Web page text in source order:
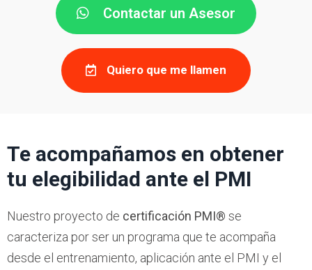
Contactar un Asesor
Quiero que me llamen
Te acompañamos en obtener
tu elegibilidad ante el PMI
Nuestro proyecto de certificación PMI® se
caracteriza por ser un programa que te acompaña
desde el entrenamiento, aplicación ante el PMI y el